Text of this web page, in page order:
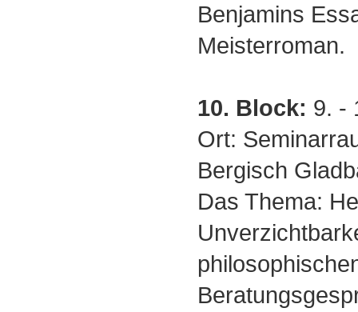
Benjamins
Meisterroman.
10. Block: 9. -
Ort:
Bergisch
Das Thema: